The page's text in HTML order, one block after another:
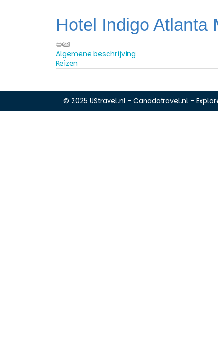
Hotel Indigo Atlanta
Algemene beschrijving
Reizen
© 2025 UStravel.nl - Canadatravel.nl -